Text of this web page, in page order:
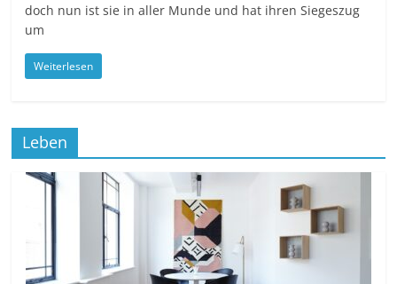
doch nun ist sie in aller Munde und hat ihren Siegeszug
um
Weiterlesen
Leben